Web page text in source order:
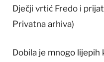
Dječji vrtić Fredo i
Privatna arhiva)
Dobila je mnogo